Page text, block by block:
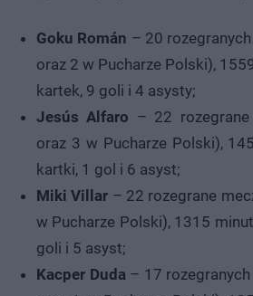
Goku Román – 20
oraz 2 w Pucharze Polski),
kartek, 9 goli i 4 asysty;
Jesús Alfaro – 22
oraz 3 w Pucharze Polski),
kartki, 1 gol i 6 asyst;
Miki Villar – 22 rozegrane
w Pucharze Polski), 1315
goli i 5 asyst;
Kacper Duda – 17